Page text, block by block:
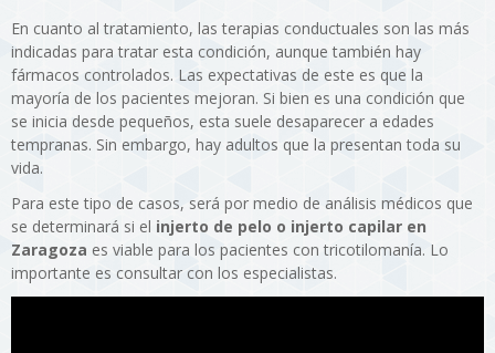
En cuanto al tratamiento, las terapias conductuales son las más
indicadas para tratar esta condición, aunque también hay
fármacos controlados. Las expectativas de este es que la
mayoría de los pacientes mejoran. Si bien es una condición que
se inicia desde pequeños, esta suele desaparecer a edades
tempranas. Sin embargo, hay adultos que la presentan toda su
vida.
Para este tipo de casos, será por medio de análisis médicos que
se determinará si el injerto de pelo o injerto capilar en
Zaragoza es viable para los pacientes con tricotilomanía. Lo
importante es consultar con los especialistas.